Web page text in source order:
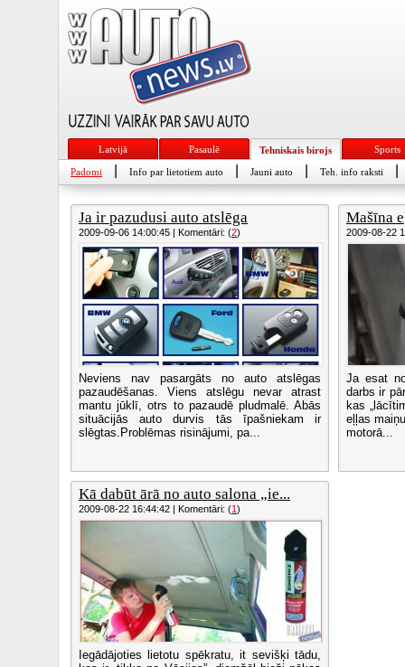
Latvijā Pasaulē Tehniskais birojs Sports
Padomi Info par lietotiem auto Jauni auto Teh. info raksti
Ja ir pazudusi auto atslēga
2009-09-06 14:00:45 | Komentāri: (2)
Neviens nav pasargāts no auto atslēgas
pazaudēšanas. Viens atslēgu nevar atrast
mantu jūklī, otrs to pazaudē pludmalē. Abās
situācijās auto durvis tās īpašniekam ir
slēgtas.Problēmas risinājumi, pa...
Mašīna
2009-08-22
Ja esat
darbs ir
kas
eļļas
motorā...
Kā dabūt ārā no auto salona „ie...
2009-08-22 16:44:42 | Komentāri: (1)
Iegādājoties lietotu spēkratu, it sevišķi tādu,